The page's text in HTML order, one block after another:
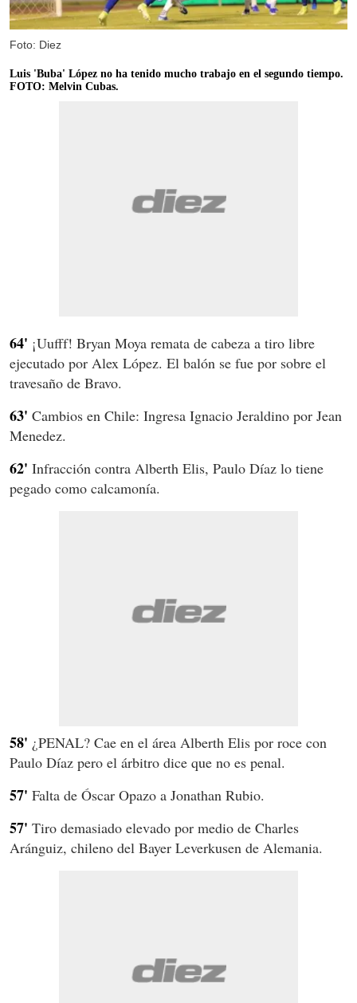
Foto: Diez
Luis 'Buba' López no ha tenido mucho trabajo en el segundo tiempo.
FOTO: Melvin Cubas.
64' ¡Uufff! Bryan Moya remata de cabeza a tiro libre
ejecutado por Alex López. El balón se fue por sobre el
travesaño de Bravo.
63' Cambios en Chile: Ingresa Ignacio Jeraldino por Jean
Menedez.
62' Infracción contra Alberth Elis, Paulo Díaz lo tiene
pegado como calcamonía.
58' ¿PENAL? Cae en el área Alberth Elis por roce con
Paulo Díaz pero el árbitro dice que no es penal.
57' Falta de Óscar Opazo a Jonathan Rubio.
57' Tiro demasiado elevado por medio de Charles
Aránguiz, chileno del Bayer Leverkusen de Alemania.